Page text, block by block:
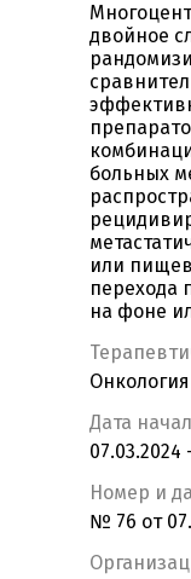
двойное
больных
или
перехода
на фоне
Онкология
Дата
07.03.2024
Номер и
№ 76 от